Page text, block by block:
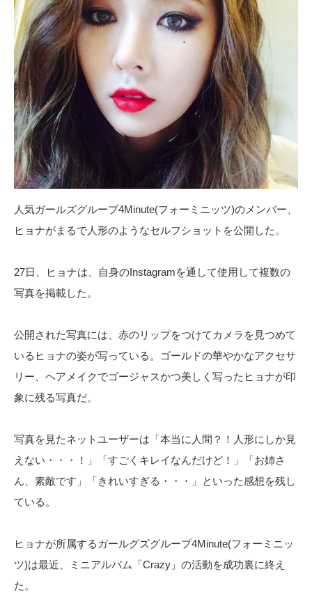
人気ガールズグループ4Minute(フォーミニッツ)のメンバー、
ヒョナがまるで人形のようなセルフショットを公開した。
27日、ヒョナは、自身のInstagramを通して使用して複数の
写真を掲載した。
公開された写真には、赤のリップをつけてカメラを見つめて
いるヒョナの姿が写っている。ゴールドの華やかなアクセサ
リー、ヘアメイクでゴージャスかつ美しく写ったヒョナが印
象に残る写真だ。
写真を見たネットユーザーは「本当に人間？！人形にしか見
えない・・・！」「すごくキレイなんだけど！」「お姉さ
ん、素敵です」「きれいすぎる・・・」といった感想を残し
ている。
ヒョナが所属するガールグズグループ4Minute(フォーミニッ
ツ)は最近、ミニアルバム「Crazy」の活動を成功裏に終え
た。